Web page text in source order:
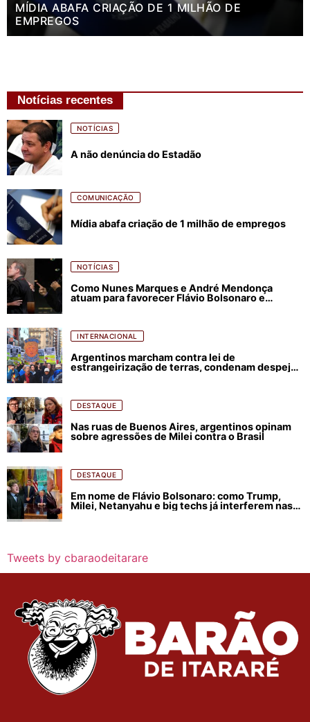
MÍDIA ABAFA CRIAÇÃO DE 1 MILHÃO DE
EMPREGOS
Notícias recentes
NOTÍCIAS
A não denúncia do Estadão
COMUNICAÇÃO
Mídia abafa criação de 1 milhão de empregos
NOTÍCIAS
Como Nunes Marques e André Mendonça
atuam para favorecer Flávio Bolsonaro e
INTERNACIONAL
Argentinos marcham contra lei de
estrangeirização de terras, condenam despejos
DESTAQUE
Nas ruas de Buenos Aires, argentinos opinam
sobre agressões de Milei contra o Brasil
DESTAQUE
Em nome de Flávio Bolsonaro: como Trump,
Milei, Netanyahu e big techs já interferem nas
Tweets by cbaraodeitarare